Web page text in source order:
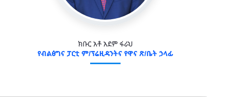
ክቡር አቶ አደም ፋራህ
የብልፅግና ፓርቲ ም/ፕሬዚዳንትና የዋና ጽ/ቤት ኃላፊ